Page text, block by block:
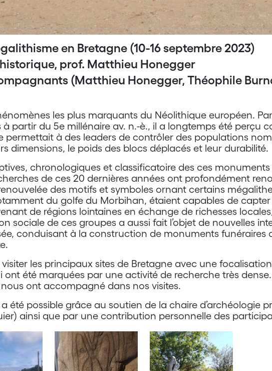
en Bretagne (10-16 septembre 2023)
prof. Matthieu Honegger
(Matthieu Honegger, Théophile
les plus marquants du Néolithique européen.
à partir du 5e millénaire av. n.-è., il a longtemps été perçu
permettait à des leaders de contrôler des populations
dimensions, le poids des blocs déplacés et leur durabilité.
chronologiques et classificatoire des ces
de ces 20 dernières années ont profondément
des motifs et symboles ornant certains
du golfe du Morbihan, étaient capables de
de régions lointaines en échange de richesses
sociale de ces groupes a aussi fait l’objet de nouvelles
conduisant à la construction de monuments funéraires
les principaux sites de Bretagne avec une
été marquées par une activité de recherche très
ont accompagné dans nos visites.
été possible grâce au soutien de la chaire d’archéologie
ainsi que par une contribution personnelle des